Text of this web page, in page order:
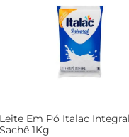
Leite Em Pó Italac Integral
Sachê 1Kg